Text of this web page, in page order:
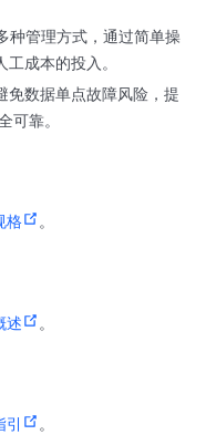
种管理方式，通过简单操
成本的投入。
免数据单点故障风险，提
靠。
格 。
述 。
引 。